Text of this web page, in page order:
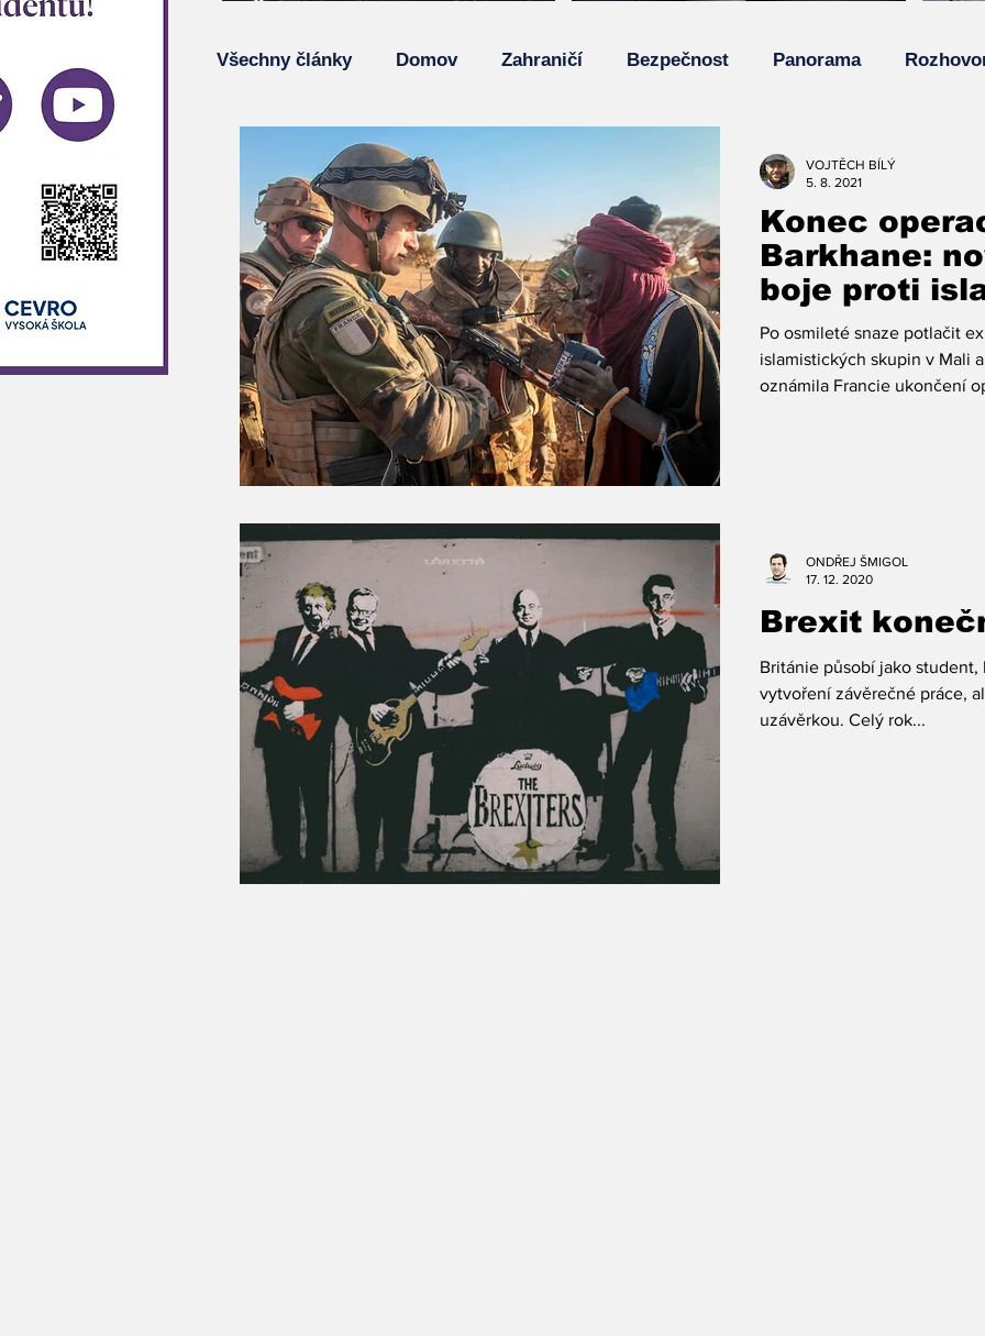
Vladimír Mlynář a
zabránila pádu
Kyjeva
Všechny články Domov Zahraničí Bezpečnost Panorama
Podcasty Hlavní zpráva
Konec
Barkhane:
boje proti
terorismu v
Po osmileté snaze potlačit
islamistických skupin v Mali
oznámila Francie ukončení
VOJTĚCH BÍLÝ
5. 8. 2021
Brexit
Británie působí jako
vytvoření závěrečné práce,
uzávěrkou. Celý rok...
ONDŘEJ ŠMIGOL
17. 12. 2020